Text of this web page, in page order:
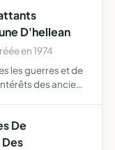
D'hellean
en 1974
les guerres et de
des anciens
De